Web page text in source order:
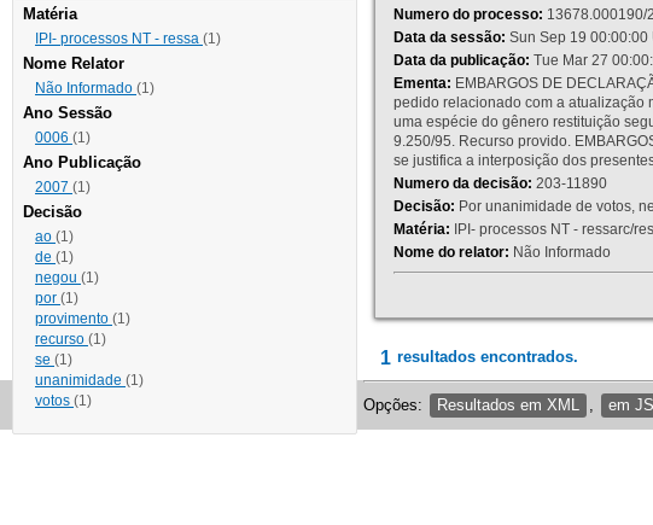
Matéria
IPI- processos NT - ressa (1)
Nome Relator
Não Informado (1)
Ano Sessão
0006 (1)
Ano Publicação
2007 (1)
Decisão
ao (1)
de (1)
negou (1)
por (1)
provimento (1)
recurso (1)
se (1)
unanimidade (1)
votos (1)
Numero do processo: 13678.000190/
Data da sessão: Sun Sep 19 00:00:00
Data da publicação: Tue Mar 27
Ementa: EMBARGOS DE
pedido relacionado com a atualização
uma espécie do gênero restituição
9.250/95. Recurso provido.
se justifica a interposição dos
Numero da decisão: 203-11890
Decisão: Por unanimidade de votos,
Matéria: IPI- processos NT - ressarc/
Nome do relator: Não Informado
1 resultados encontrados.
Opções: Resultados em XML em